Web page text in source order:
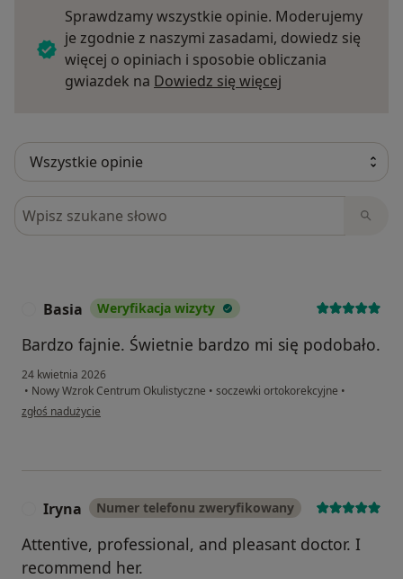
Sprawdzamy wszystkie opinie. Moderujemy
je zgodnie z naszymi zasadami, dowiedz się
więcej o opiniach i sposobie obliczania
gwiazdek na Dowiedz się więcej
Szukaj w opiniach
Basia Weryfikacja wizyty
Bardzo fajnie. Świetnie bardzo mi się podobało.
24 kwietnia 2026
• Nowy Wzrok Centrum Okulistyczne • soczewki ortokorekcyjne •
w opinii użytkownika Basia
zgłoś nadużycie
Iryna Numer telefonu zweryfikowany
Attentive, professional, and pleasant doctor. I
recommend her.